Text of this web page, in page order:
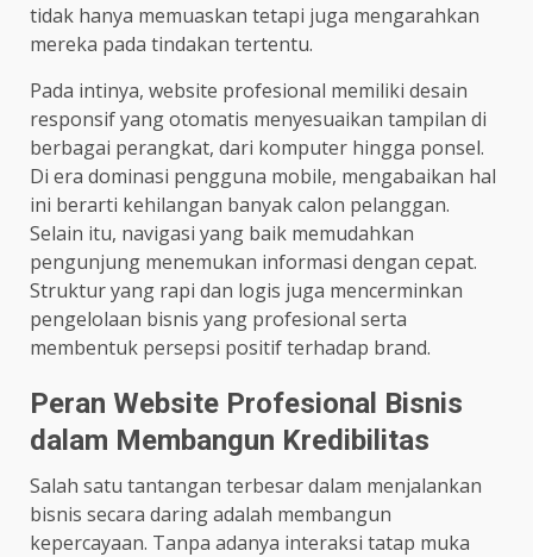
tidak hanya memuaskan tetapi juga mengarahkan
mereka pada tindakan tertentu.
Pada intinya, website profesional memiliki desain
responsif yang otomatis menyesuaikan tampilan di
berbagai perangkat, dari komputer hingga ponsel.
Di era dominasi pengguna mobile, mengabaikan hal
ini berarti kehilangan banyak calon pelanggan.
Selain itu, navigasi yang baik memudahkan
pengunjung menemukan informasi dengan cepat.
Struktur yang rapi dan logis juga mencerminkan
pengelolaan bisnis yang profesional serta
membentuk persepsi positif terhadap brand.
Peran Website Profesional Bisnis
dalam Membangun Kredibilitas
Salah satu tantangan terbesar dalam menjalankan
bisnis secara daring adalah membangun
kepercayaan. Tanpa adanya interaksi tatap muka